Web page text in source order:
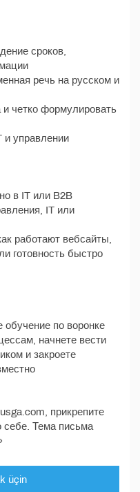
сроков,
речь на русском и
четко формулировать
и управлении
в IT или B2B
IT или
работают вебсайты,
готовность быстро
обучение по воронке
начнете вести
и закроете
прикрепите
себе. Тема письма
üçin